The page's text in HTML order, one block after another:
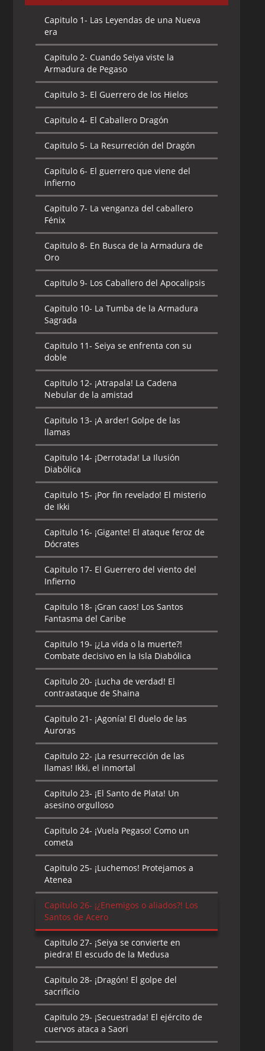
Capitulo 1- Las Leyendas de una Nueva
era
Capitulo 2- Cuando Seiya viste la
Armadura de Pegaso
Capitulo 3- El Guerrero de los Hielos
Capitulo 4- El Caballero Dragón
Capitulo 5- La Resurreción del Dragón
Capitulo 6- El guerrero que viene del
infierno
Capitulo 7- La venganza del caballero
Fénix
Capitulo 8- En Busca de la Armadura de
Oro
Capitulo 9- Los Caballero del Apocalipsis
Capitulo 10- La Tumba de la Armadura
Sagrada
Capitulo 11- Seiya se enfrenta con su
doble
Capitulo 12- ¡Atrapala! La Cadena
Nebular de la amistad
Capitulo 13- ¡A arder! Golpe de las
llamas
Capitulo 14- ¡Derrotada! La Ilusión
Diabólica
Capitulo 15- ¡Por fin revelado! El misterio
de Ikki
Capitulo 16- ¡Gigante! El ataque feroz de
Dócrates
Capitulo 17- El Guerrero del viento del
Infierno
Capitulo 18- ¡Gran caos! Los Santos
Fantasma del Caribe
Capitulo 19- ¡¿La vida o la muerte?!
Combate decisivo en la Isla Diabólica
Capitulo 20- ¡Lucha de verdad! El
contraataque de Shaina
Capitulo 21- ¡Agonía! El duelo de las
Auroras
Capitulo 22- ¡La resurrección de las
llamas! Ikki, el inmortal
Capitulo 23- ¡El Santo de Plata! Un
asesino orgulloso
Capitulo 24- ¡Vuela Pegaso! Como un
cometa
Capitulo 25- ¡Luchemos! Protejamos a
Atenea
Capitulo 26- ¡¿Enemigos o aliados?! Los
Santos de Acero
Capitulo 27- ¡Seiya se convierte en
piedra! El escudo de la Medusa
Capitulo 28- ¡Dragón! El golpe del
sacrificio
Capitulo 29- ¡Secuestrada! El ejército de
cuervos ataca a Saori